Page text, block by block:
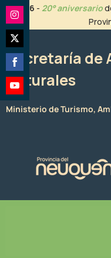
contenido
2026 - 20° aniversario
Secretaría de
Naturales
Ministerio de Turismo,
Share
on
Instagram
Share
on
Twitter
Share
on
Facebook
Share
on